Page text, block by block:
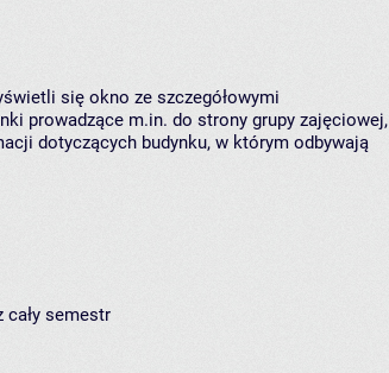
się okno ze szczegółowymi
prowadzące m.in. do strony grupy zajęciowej,
dotyczących budynku, w którym odbywają
cały semestr